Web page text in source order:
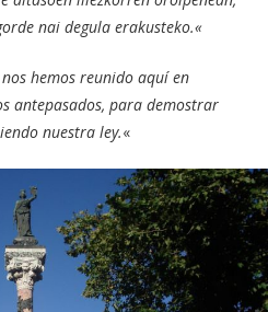
nai degula erakusteko.«
hemos reunido aquí en
antepasados, para demostrar
nuestra ley.«